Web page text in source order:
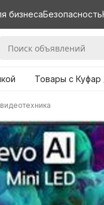
бизнесаБезопасность
Товары с Куфар